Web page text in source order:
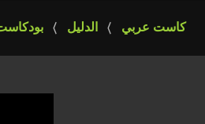
كاست عربي الدليل